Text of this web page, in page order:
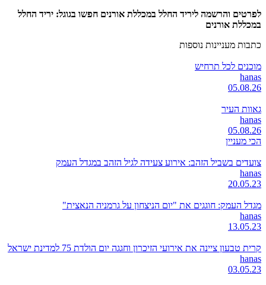
לפרטים והרשמה ליריד החלל במכללת אורנים חפשו בגוגל: יריד החלל
במכללת אורנים
כתבות מעניינות נוספות
מוכנים לכל תרחיש
hanas
05.08.26
גאוות העיר
hanas
05.08.26
הכי מעניין
צועדים בשביל הזהב: אירוע צעידה לגיל הזהב במגדל העמק
hanas
20.05.23
מגדל העמק: חוגגים את "יום הניצחון על גרמניה הנאצית"
hanas
13.05.23
קרית טבעון ציינה את אירועי הזיכרון וחגגה יום הולדת 75 למדינת ישראל
hanas
03.05.23